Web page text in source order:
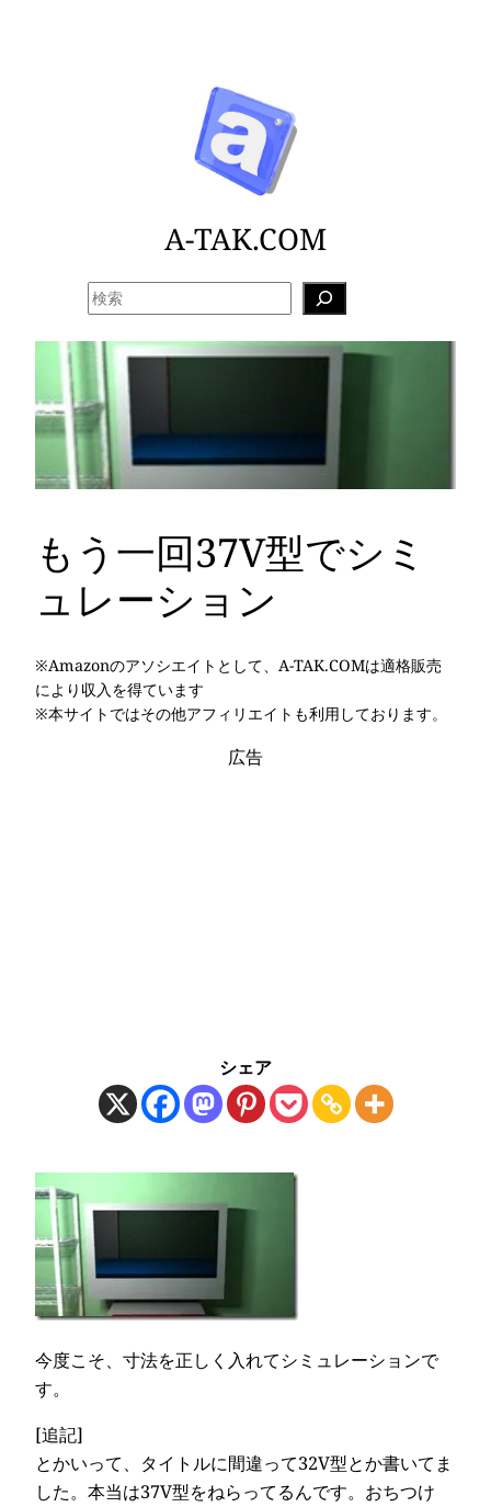
A-TAK.COM
もう一回37V型でシミ
ュレーション
※Amazonのアソシエイトとして、A-TAK.COMは適格販売
により収入を得ています
※本サイトではその他アフィリエイトも利用しております。
広告
シェア
今度こそ、寸法を正しく入れてシミュレーションで
す。
[追記]
とかいって、タイトルに間違って32V型とか書いてま
した。本当は37V型をねらってるんです。おちつけ